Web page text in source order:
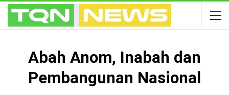
Abah Anom, Inabah dan
Pembangunan Nasional